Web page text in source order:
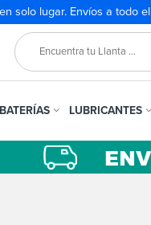
solo lugar. Envíos a todo
BATERÍAS LUBRICANTES